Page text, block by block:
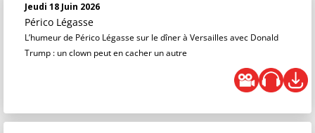
Jeudi 18 Juin 2026
Périco Légasse
L’humeur de Périco Légasse sur le dîner à Versailles avec Donald
Trump : un clown peut en cacher un autre